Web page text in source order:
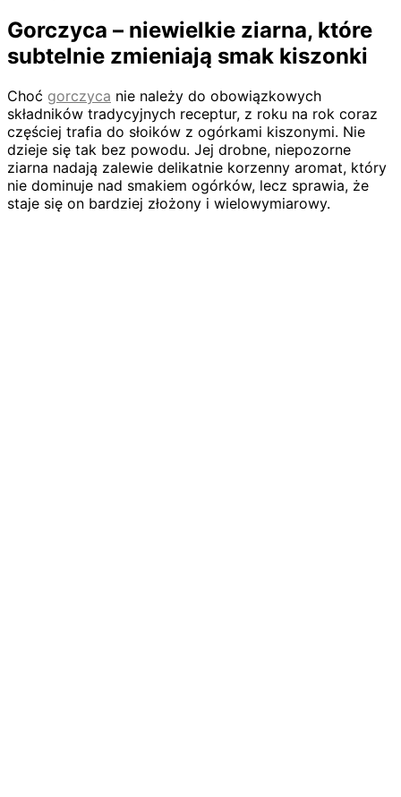
Gorczyca – niewielkie ziarna, które
subtelnie zmieniają smak kiszonki
Choć gorczyca nie należy do obowiązkowych
składników tradycyjnych receptur, z roku na rok coraz
częściej trafia do słoików z ogórkami kiszonymi. Nie
dzieje się tak bez powodu. Jej drobne, niepozorne
ziarna nadają zalewie delikatnie korzenny aromat, który
nie dominuje nad smakiem ogórków, lecz sprawia, że
staje się on bardziej złożony i wielowymiarowy.